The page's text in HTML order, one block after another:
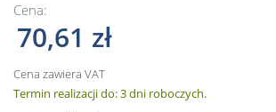
Cena:
70,61 zł
Cena zawiera VAT
Termin realizacji do: 3 dni roboczych.